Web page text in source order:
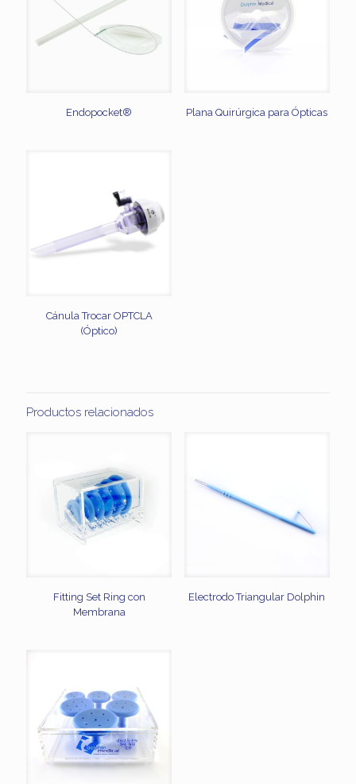
Endopocket® Plana Quirúrgica para Ópticas
Cánula Trocar OPTCLA
(Óptico)
Productos relacionados
Fitting Set Ring con
Membrana
Electrodo Triangular Dolphin